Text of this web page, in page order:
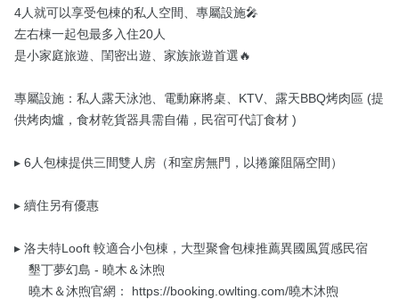
4人就可以享受包棟的私人空間、專屬設施🎤
左右棟一起包最多入住20人
是小家庭旅遊、閨密出遊、家族旅遊首選🔥
專屬設施：私人露天泳池、電動麻將桌、KTV、露天BBQ烤肉區 (提
供烤肉爐，食材乾貨器具需自備，民宿可代訂食材 )
▸ 6人包棟提供三間雙人房（和室房無門，以捲簾阻隔空間）
▸ 續住另有優惠
▸ 洛夫特Looft 較適合小包棟，大型聚會包棟推薦異國風質感民宿
    曉木＆沐煦官網： https://booking.owlting.com/曉木沐煦